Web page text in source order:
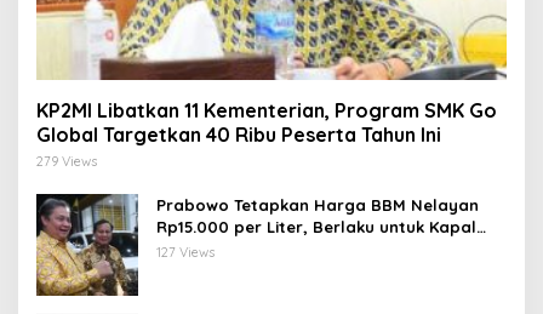
KP2MI Libatkan 11 Kementerian, Program SMK Go
Global Targetkan 40 Ribu Peserta Tahun Ini
279 Views
Prabowo Tetapkan Harga BBM Nelayan
Rp15.000 per Liter, Berlaku untuk Kapal
30-200 GT
127 Views